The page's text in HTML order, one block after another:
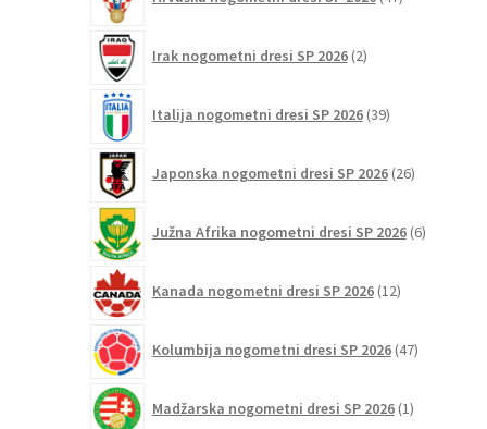
izdelkov
Irak nogometni dresi SP 2026 2izdelka
Italija nogometni dresi SP 2026 39izdelkov
Japonska nogometni dresi SP 2026 26izdelkov
Južna Afrika nogometni dresi SP 2026 6izdelkov
Kanada nogometni dresi SP 2026 12izdelkov
Kolumbija nogometni dresi SP 2026 47izdelkov
Madžarska nogometni dresi SP 2026 1izdelek